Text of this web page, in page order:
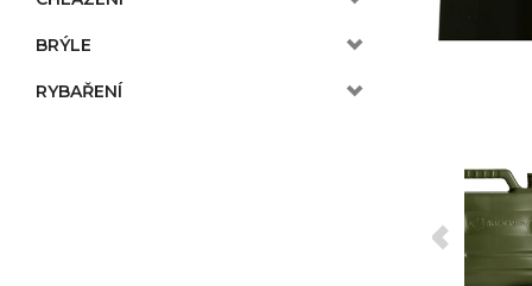
BRÝLE
RYBAŘENÍ